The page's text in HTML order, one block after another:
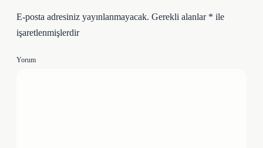
E-posta adresiniz yayınlanmayacak. Gerekli alanlar * ile
işaretlenmişlerdir
Yorum